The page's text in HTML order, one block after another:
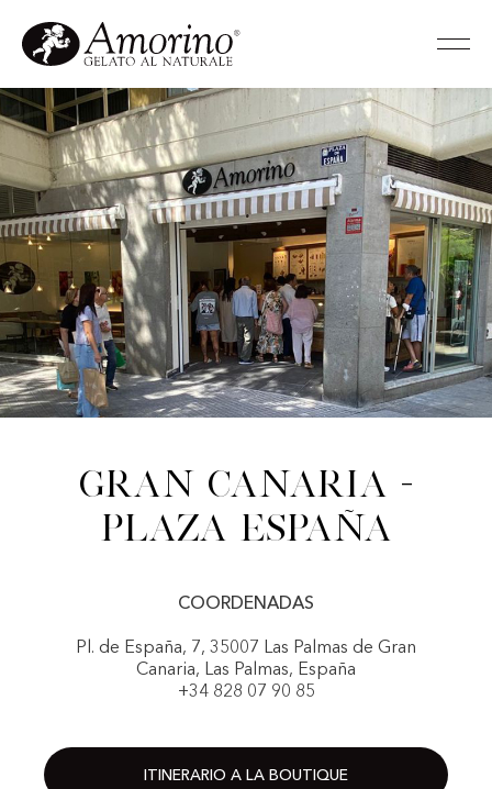
Gran Canaria -
Plaza España
COORDENADAS
Pl. de España, 7, 35007 Las Palmas de Gran
Canaria, Las Palmas, España
+34 828 07 90 85
ITINERARIO A LA BOUTIQUE